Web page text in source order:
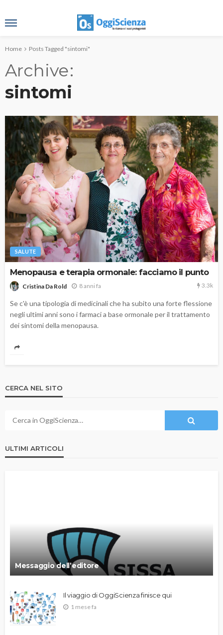
Home Posts Tagged "sintomi"
Archive
sintomi
SALUTE
Menopausa e terapia ormonale: facciamo il punto
Cristina Da Rold 8 anni fa 3.3k
Se c'è una tipologia di medicinali che ha subito una forte flessione
negli ultimi anni sono i farmaci a base ormonale per il trattamento
dei sintomi della menopausa.
CERCA NEL SITO
ULTIMI ARTICOLI
Messaggio dell’editore
Il viaggio di OggiScienza finisce qui
1 mese fa